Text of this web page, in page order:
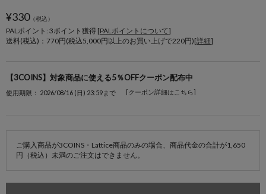
¥330（税込）
PALポイント: 3ポイント獲得 [PALポイントについて]
送料(税込)：770円(税込5,000円以上のお買い上げで220円)[詳細]
【3COINS】対象商品に使える5％OFFクーポン配布中
使用期限： 2026/08/16 (日) 23:59まで [クーポン詳細はこちら]
ご購入商品が3COINS・Lattice商品のみの場合、商品代金の合計が1,650
円（税込）未満のご注文はできません。